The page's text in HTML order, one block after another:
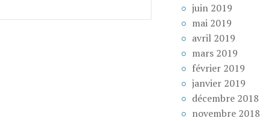
juin 2019
mai 2019
avril 2019
mars 2019
février 2019
janvier 2019
décembre 2018
novembre 2018